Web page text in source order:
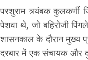
परशुराम त्र्यंबक कुलकर्णी
पेशवा थे, जो बहिरोजी
शासनकाल के दौरान मुख्य
दरबार में एक संचायक और